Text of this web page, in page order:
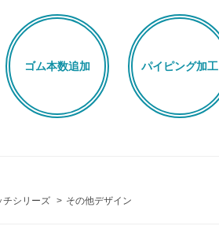
ゴム本数追加 パイピング加工
チシリーズ > その他デザイン